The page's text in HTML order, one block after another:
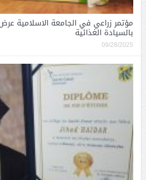
مؤتمر زراعي في الجامعة الاسلامية
بالسيادة الغذائية
09/28/2025